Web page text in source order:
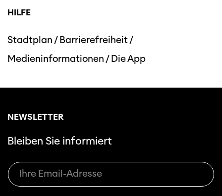
HILFE
Stadtplan /Barrierefreiheit/
Medieninformationen /Die App
NEWSLETTER
Bleiben Sie informiert